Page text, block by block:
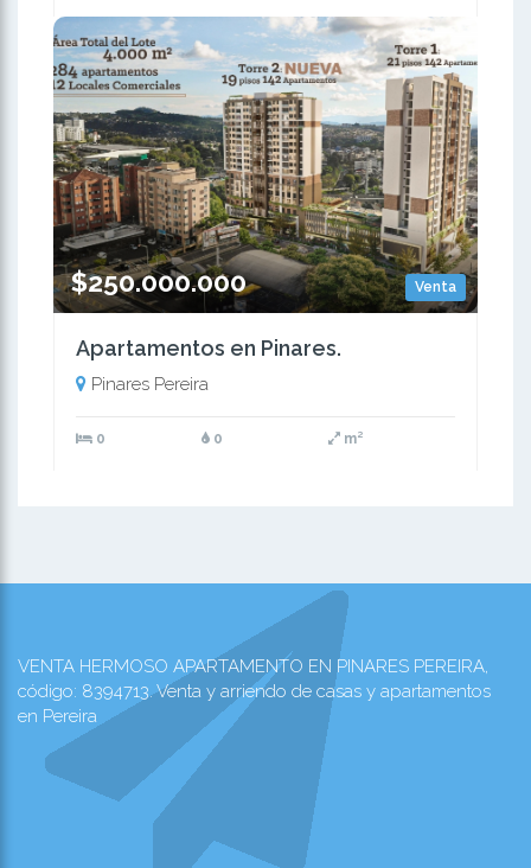
Venta
$250.000.000
Apartamentos en Pinares.
Pinares Pereira
0 0 m²
VENTA HERMOSO APARTAMENTO EN PINARES PEREIRA,
código: 8394713. Venta y arriendo de casas y apartamentos
en Pereira